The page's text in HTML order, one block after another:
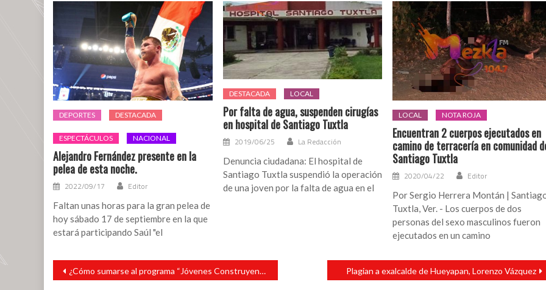
DEPORTES DESTACADA
ESPECTÁCULOS NACIONAL
Alejandro Fernández presente en la
pelea de esta noche.
2022/09/17 Editor
Faltan unas horas para la gran pelea de
hoy sábado 17 de septiembre en la que
estará participando Saúl "el
DESTACADA LOCAL
Por falta de agua, suspenden cirugías
en hospital de Santiago Tuxtla
2019/06/25 La Redacción
Denuncia ciudadana: El hospital de
Santiago Tuxtla suspendió la operación
de una joven por la falta de agua en el
LOCAL NOTA ROJA
Encuentran 2 cuerpos ejecutados en
camino de terracería en comunidad
Santiago Tuxtla
2020/04/22 Editor
Por Sergio Herrera Montán |
Tuxtla, Ver. - Los cuerpos de dos
personas del sexo masculinos fueron
ejecutados en un camino
Navegación
entradas
¿Cómo sumarse al programa “Jóvenes Construyendo el Futuro”? Plagian a exalcalde de Hueyapan, Lorenzo Vázquez